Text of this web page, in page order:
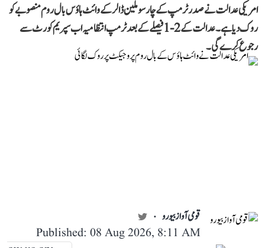
امریکی عدالت نے صدر ٹرمپ کے چار سو ملین ڈالر کے وائٹ ہاؤس بال روم منصوبے کو
روک دیا ہے۔ عدالت کے 2-1 فیصلے کے بعد ٹرمپ انتظامیہ اب سپریم کورٹ سے
رجوع کرے گی۔
قومی آواز بیورو
Published: 08 Aug 2026, 8:11 AM